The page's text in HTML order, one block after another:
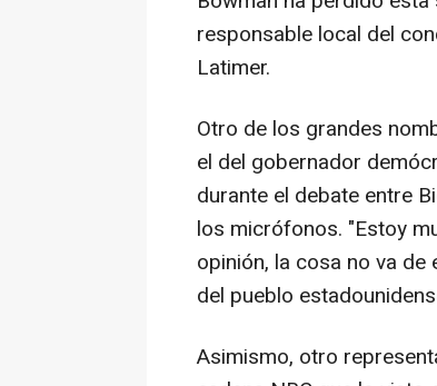
responsable local del
Latimer.
Otro de los grandes
el del gobernador
durante el debate entre
los micrófonos. "Estoy
opinión, la cosa no va
del pueblo
Asimismo, otro